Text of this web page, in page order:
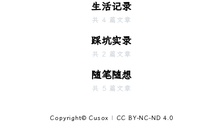
生活记录
共 4 篇文章
踩坑实录
共 2 篇文章
随笔随想
共 5 篇文章
Copyright© Cusox CC BY-NC-ND 4.0